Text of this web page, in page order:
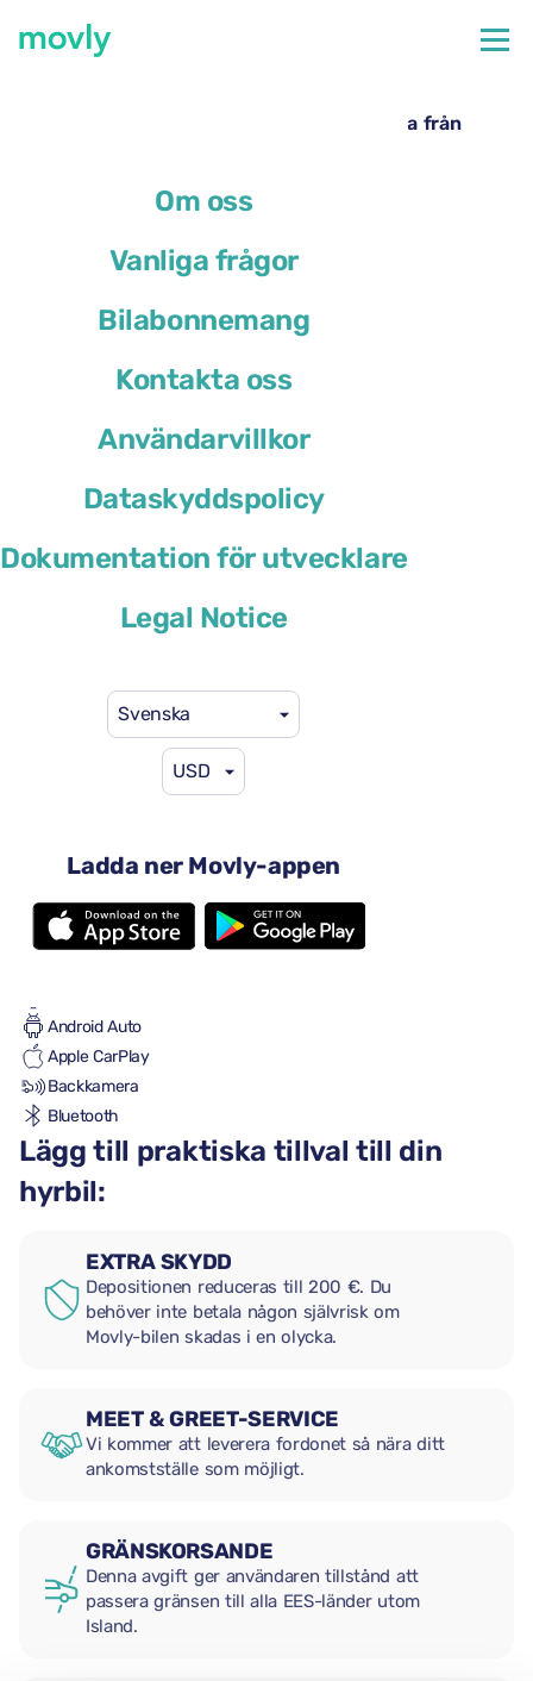
Om oss
Vanliga frågor
Bilabonnemang
Kontakta oss
Användarvillkor
Dataskyddspolicy
Dokumentation för utvecklare
Legal Notice
Svenska
USD
Ladda ner Movly-appen
Hyrbil på Neapels flygplats – Renault Arkana från
Renault Arkana
Automatisk växellåda
5 säten
2 stora resväskor
Android Auto
Apple CarPlay
Backkamera
Bluetooth
Lägg till praktiska tillval till din
hyrbil:
EXTRA SKYDD
Depositionen reduceras till 200 €. Du
behöver inte betala någon självrisk om
Movly-bilen skadas i en olycka.
MEET & GREET-SERVICE
Vi kommer att leverera fordonet så nära ditt
ankomstställe som möjligt.
GRÄNSKORSANDE
Denna avgift ger användaren tillstånd att
passera gränsen till alla EES-länder utom
Island.